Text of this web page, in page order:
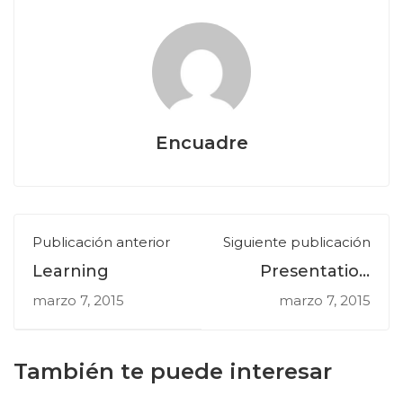
Encuadre
Publicación anterior
Learning
marzo 7, 2015
Siguiente publicación
Presentation
2015
marzo 7, 2015
También te puede interesar